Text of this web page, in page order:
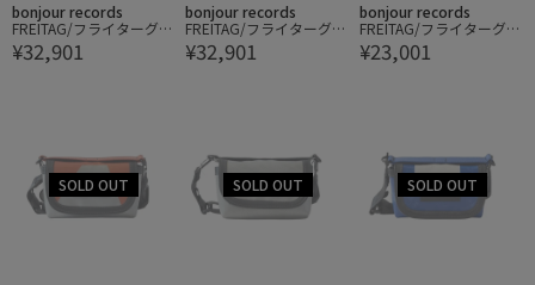
bonjour records
FREITAG/フライターグ L
AURA SHOULDER BAG S
¥32,901
bonjour records
FREITAG/フライターグ L
AURA SHOULDER BAG S
MALL
¥32,901
bonjour records
FREITAG/フライターグ H
EINZ CROSSBODY EXTR
A SMALL
¥23,001